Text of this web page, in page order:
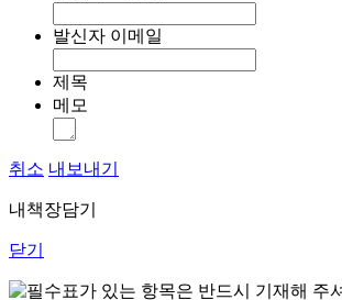
발신자 이메일
제목
메모
취소 내보내기
내책장담기
닫기
표가 있는 항목은 반드시 기재해 주